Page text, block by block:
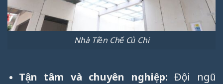
Nhà Tiền Chế Củ Chi
Tận tâm và chuyên nghiệp: Đội ngũ